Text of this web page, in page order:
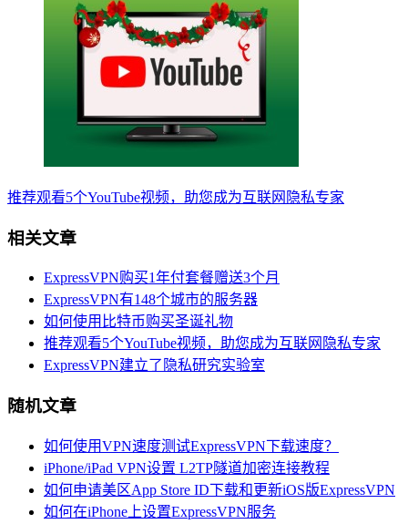
推荐观看5个YouTube视频，助您成为互联网隐私专家
相关文章
ExpressVPN购买1年付套餐赠送3个月
ExpressVPN有148个城市的服务器
如何使用比特币购买圣诞礼物
推荐观看5个YouTube视频，助您成为互联网隐私专家
ExpressVPN建立了隐私研究实验室
随机文章
如何使用VPN速度测试ExpressVPN下载速度？
iPhone/iPad VPN设置 L2TP隧道加密连接教程
如何申请美区App Store ID下载和更新iOS版ExpressVPN
如何在iPhone上设置ExpressVPN服务